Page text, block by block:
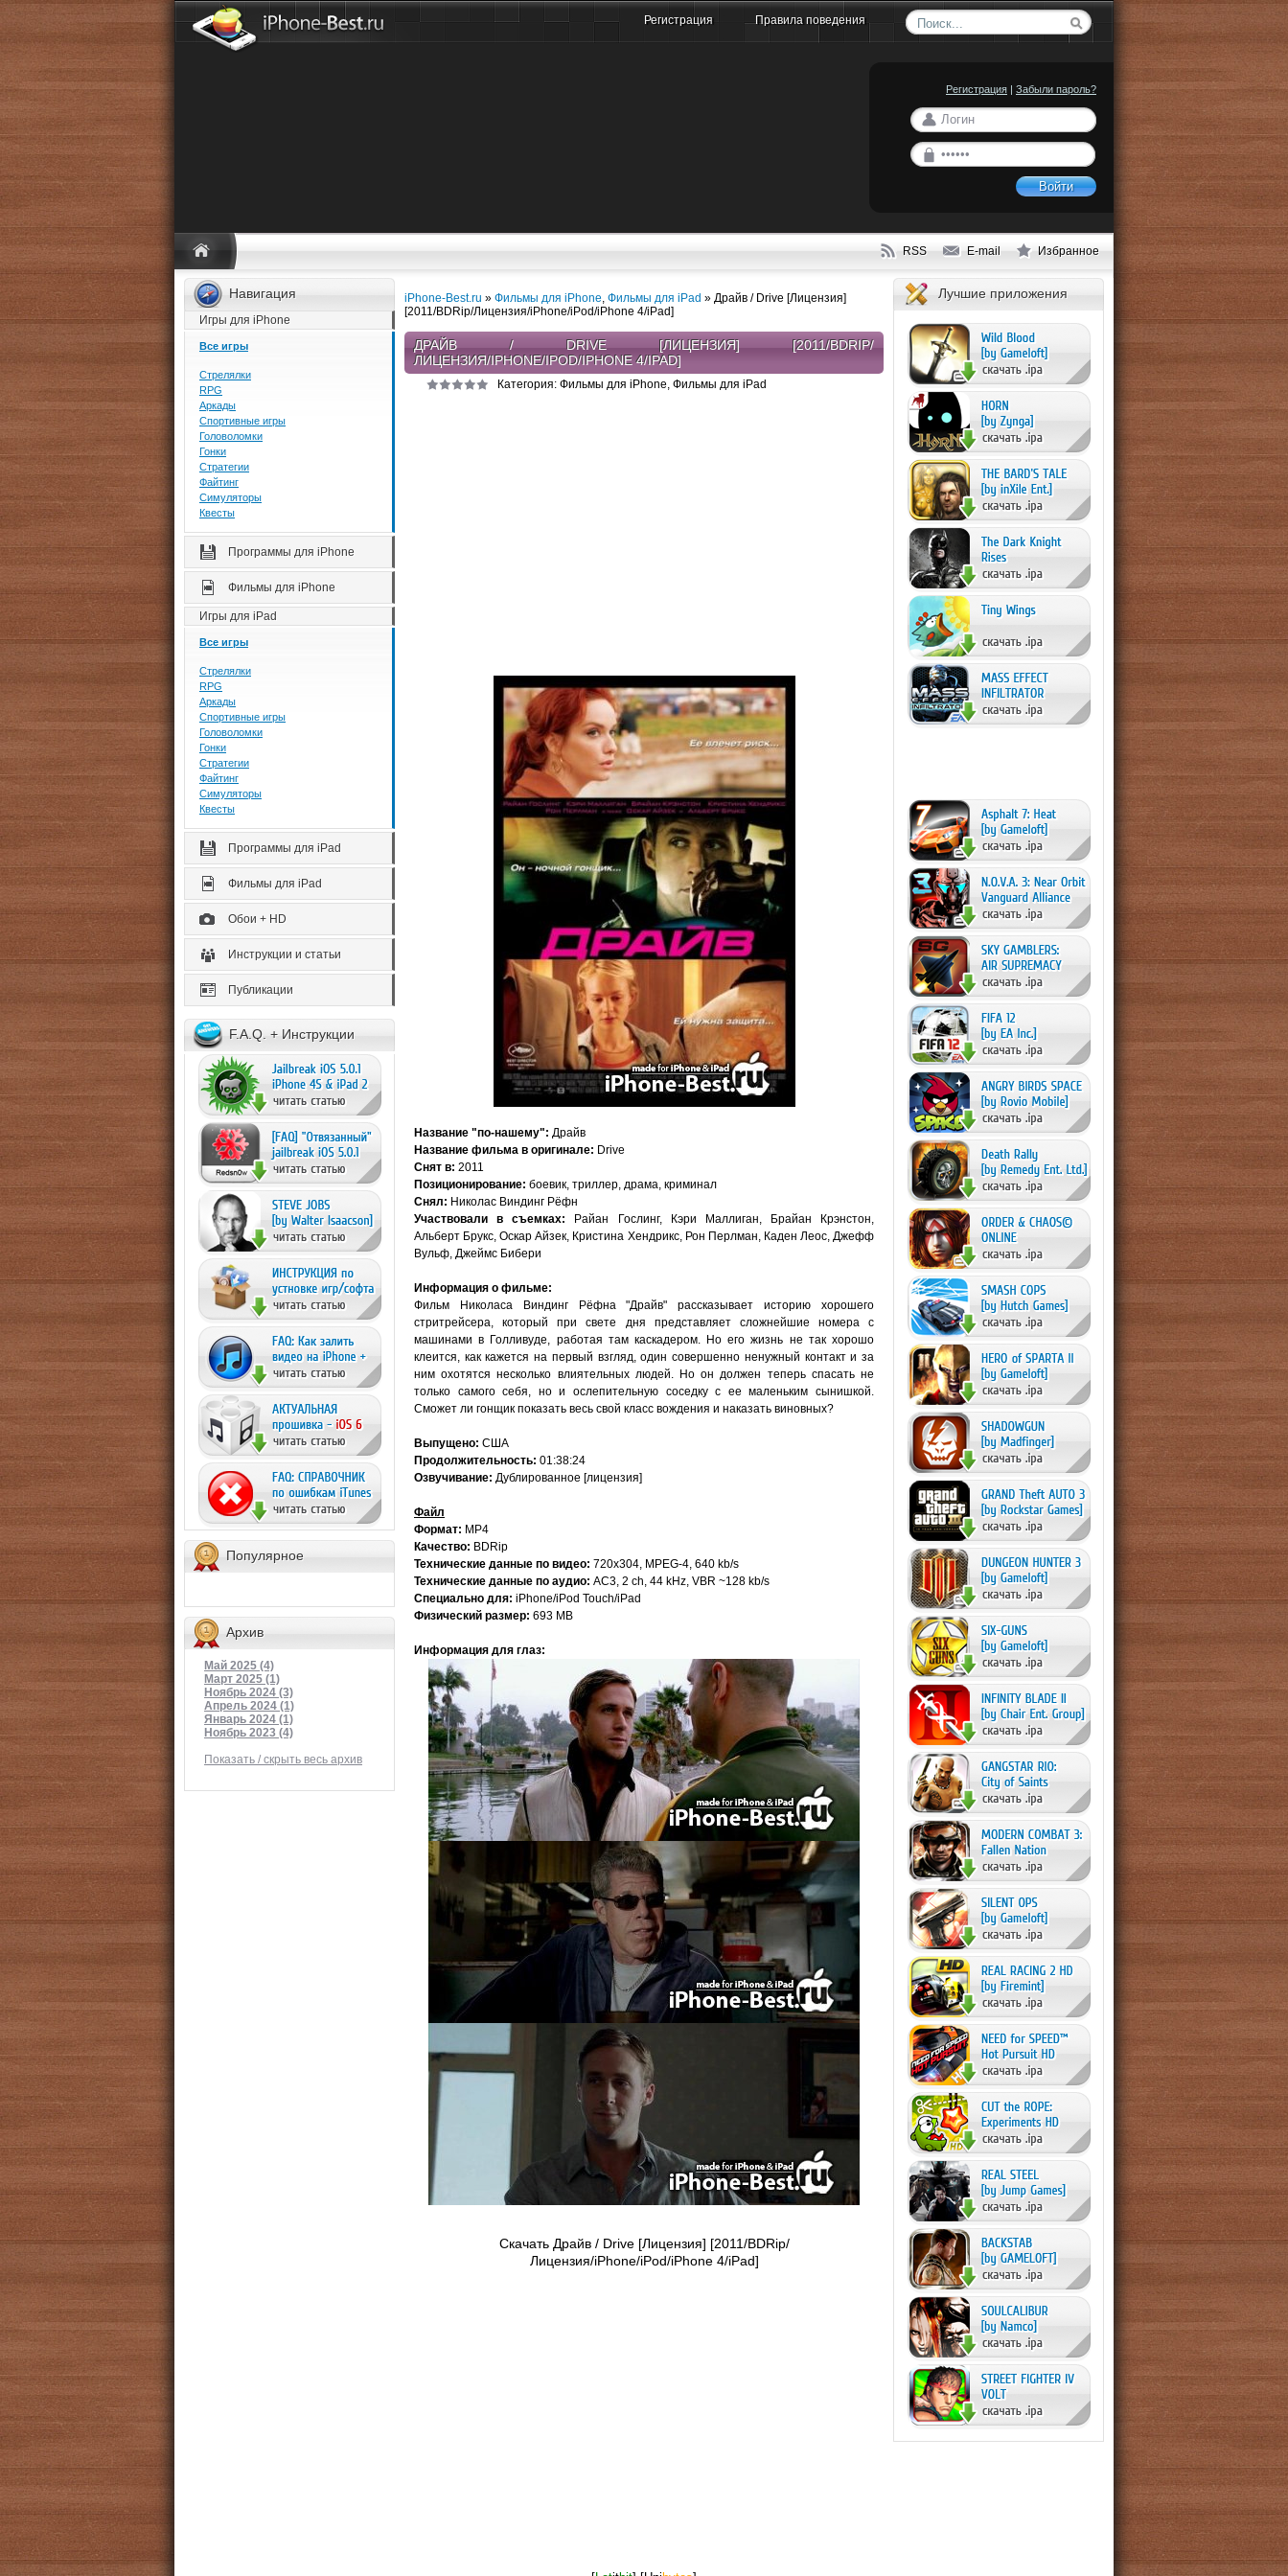
Регистрация Правила поведения
Регистрация | Забыли пароль?
Войти
RSS E-mail Избранное
Навигация
Игры для iPhone
Все игры
Стрелялки
RPG
Аркады
Спортивные игры
Головоломки
Гонки
Стратегии
Файтинг
Симуляторы
Квесты
Программы для iPhone
Фильмы для iPhone
Игры для iPad
Все игры
Стрелялки
RPG
Аркады
Спортивные игры
Головоломки
Гонки
Стратегии
Файтинг
Симуляторы
Квесты
Программы для iPad
Фильмы для iPad
Обои + HD
Инструкции и статьи
Публикации
F.A.Q. + Инструкции
Популярное
Архив
Май 2025 (4)
Март 2025 (1)
Ноябрь 2024 (3)
Апрель 2024 (1)
Январь 2024 (1)
Ноябрь 2023 (4)
Показать / скрыть весь архив
iPhone-Best.ru » Фильмы для iPhone, Фильмы для iPad » Драйв / Drive [Лицензия]
[2011/BDRip/Лицензия/iPhone/iPod/iPhone 4/iPad]
ДРАЙВ / DRIVE [ЛИЦЕНЗИЯ] [2011/BDRIP/
ЛИЦЕНЗИЯ/IPHONE/IPOD/IPHONE 4/IPAD]
Категория: Фильмы для iPhone, Фильмы для iPad
Название "по-нашему": Драйв
Название фильма в оригинале: Drive
Снят в: 2011
Позиционирование: боевик, триллер, драма, криминал
Снял: Николас Виндинг Рёфн
Участвовали в съемках: Райан Гослинг, Кэри Маллиган, Брайан Крэнстон,
Альберт Брукс, Оскар Айзек, Кристина Хендрикс, Рон Перлман, Каден Леос, Джефф
Вульф, Джеймс Бибери
Информация о фильме:
Фильм Николаса Виндинг Рёфна "Драйв" рассказывает историю хорошего
стритрейсера, который при свете дня представляет сложнейшие номера с
машинами в Голливуде, работая там каскадером. Но его жизнь не так хорошо
клеится, как кажется на первый взгляд, один совершенно ненужный контакт и за
ним охотятся несколько влиятельных людей. Но он должен теперь спасать не
только самого себя, но и ослепительную соседку с ее маленьким сынишкой.
Сможет ли гонщик показать весь свой класс вождения и наказать виновных?
Выпущено: США
Продолжительность: 01:38:24
Озвучивание: Дублированное [лицензия]
Файл
Формат: MP4
Качество: BDRip
Технические данные по видео: 720x304, MPEG-4, 640 kb/s
Технические данные по аудио: AC3, 2 ch, 44 kHz, VBR ~128 kb/s
Специально для: iPhone/iPod Touch/iPad
Физический размер: 693 MB
Информация для глаз:
Скачать Драйв / Drive [Лицензия] [2011/BDRip/
Лицензия/iPhone/iPod/iPhone 4/iPad]
Лучшие приложения